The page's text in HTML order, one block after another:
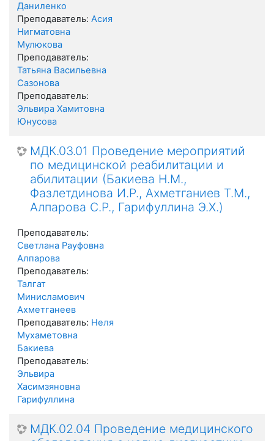
Даниленко
Преподаватель: Асия
Нигматовна
Мулюкова
Преподаватель:
Татьяна Васильевна
Сазонова
Преподаватель:
Эльвира Хамитовна
Юнусова
МДК.03.01 Проведение мероприятий
по медицинской реабилитации и
абилитации (Бакиева Н.М.,
Фазлетдинова И.Р., Ахметганиев Т.М.,
Алпарова С.Р., Гарифуллина Э.Х.)
Преподаватель:
Светлана Рауфовна
Алпарова
Преподаватель:
Талгат
Минисламович
Ахметганеев
Преподаватель: Неля
Мухаметовна
Бакиева
Преподаватель:
Эльвира
Хасимзяновна
Гарифуллина
МДК.02.04 Проведение медицинского